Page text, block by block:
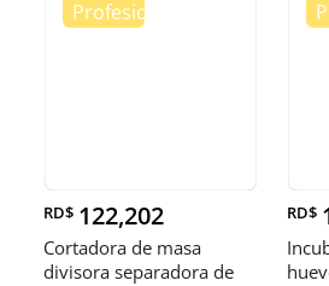
RD$ 122,202
Cortadora de masa
divisora separadora de
RD$